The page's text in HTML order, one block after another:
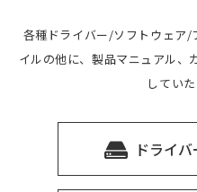
各種ドライバー/ソフトウェア
イルの他に、製品マニュアル、
していた
ドライ